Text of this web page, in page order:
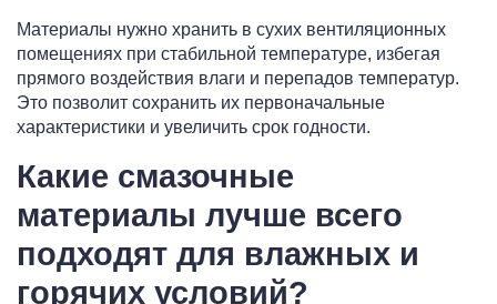
Материалы нужно хранить в сухих вентиляционных
помещениях при стабильной температуре, избегая
прямого воздействия влаги и перепадов температур.
Это позволит сохранить их первоначальные
характеристики и увеличить срок годности.
Какие смазочные
материалы лучше всего
подходят для влажных и
горячих условий?